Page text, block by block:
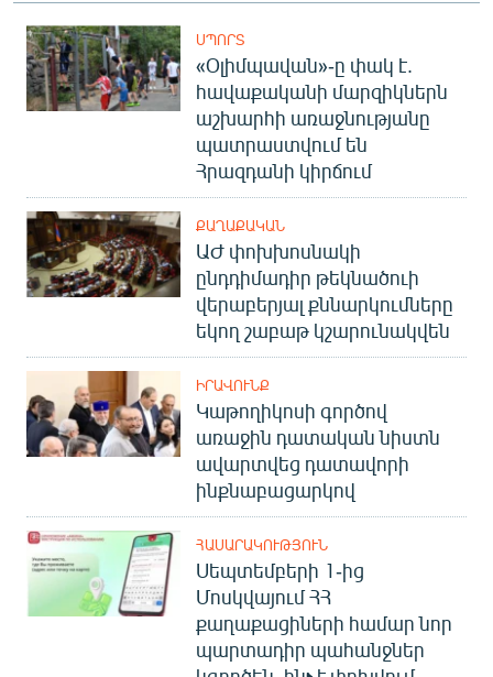
ՍՊՈՐՏ
«Օլիմպավան»-ը փակ է.
հավաքականի մարզիկներն
աշխարհի առաջնությանը
պատրաստվում են
Հրազդանի կիրճում
ՔԱՂԱՔԱԿԱՆ
ԱԺ փոխխոսնակի
ընդդիմադիր թեկնածուի
վերաբերյալ քննարկումները
եկող շաբաթ կշարունակվեն
ԻՐԱՎՈՒՆՔ
Կաթողիկոսի գործով
առաջին դատական նիստն
ավարտվեց դատավորի
ինքնաբացարկով
ՀԱՍԱՐԱԿՈՒԹՅՈՒՆ
Սեպտեմբերի 1-ից
Մոսկվայում ՀՀ
քաղաքացիների համար նոր
պարտադիր պահանջներ